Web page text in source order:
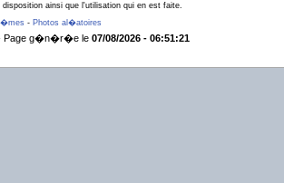
ainsi que l'utilisation qui en est faite.
- Photos al�atoires
Page g�n�r�e le 07/08/2026 - 06:51:21